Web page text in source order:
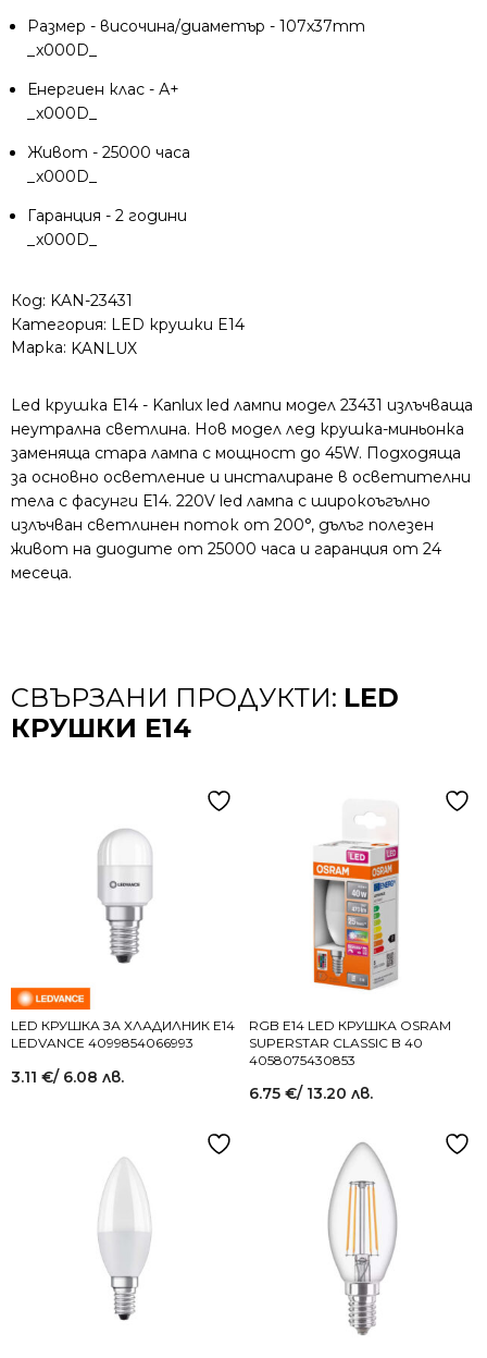
Размер - височина/диаметър - 107x37mm
_x000D_
Енергиен клас - А+
_x000D_
Живот - 25000 часа
_x000D_
Гаранция - 2 години
_x000D_
Код: KAN-23431
Категория: LED крушки E14
Марка: KANLUX
Led крушка Е14 - Kanlux led лампи модел 23431 излъчваща
неутрална светлина. Нов модел лед крушка-миньонка
заменяща стара лампа с мощност до 45W. Подходяща
за основно осветление и инсталиране в осветителни
тела с фасунги Е14. 220V led лампа с широкоъгълно
излъчван светлинен поток от 200°, дълъг полезен
живот на диодите от 25000 часа и гаранция от 24
месеца.
СВЪРЗАНИ ПРОДУКТИ: LED
КРУШКИ E14
LED КРУШКА ЗА ХЛАДИЛНИК Е14
LEDVANCE 4099854066993
3.11 €/ 6.08 лв.
RGB Е14 LED КРУШКА OSRAM
SUPERSTAR CLASSIC B 40
4058075430853
6.75 €/ 13.20 лв.